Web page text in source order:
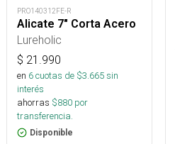
PRO140312FE-R
Alicate 7″ Corta Acero
Lureholic
$ 21.990
en 6cuotas de $3.665sin
interés
ahorras $880 por
transferencia.
Disponible